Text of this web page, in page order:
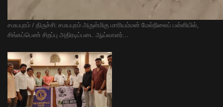
​சமயபுரம் / திருச்சி: சமயபுரம் அருள்மிகு மாரியம்மன் மேல்நிலைப் பள்ளியில்,
சிங்கப்பெண் சிறப்பு அதிரடிப்படை ஆய்வாளர்…